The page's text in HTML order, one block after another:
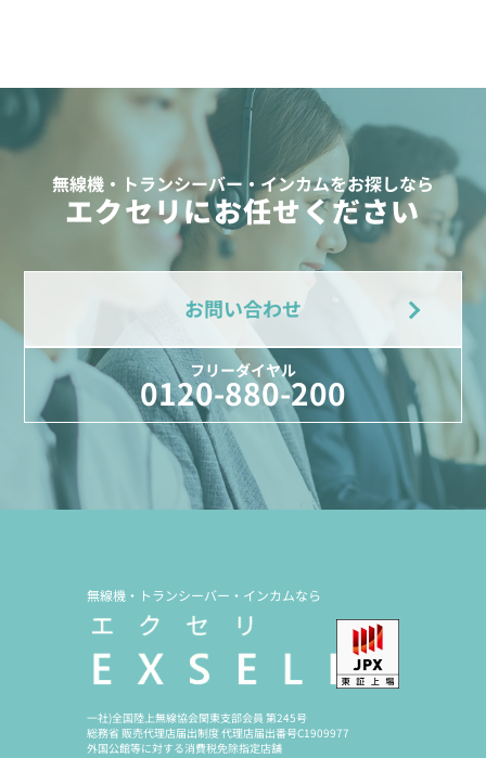
無線機・トランシーバー・インカムをお探しなら
エクセリにお任せください
お問い合わせ
フリーダイヤル
0120-880-200
無線機・トランシーバー・インカムなら
一社)全国陸上無線協会関東支部会員 第245号
総務省 販売代理店届出制度 代理店届出番号C1909977
外国公館等に対する消費税免除指定店舗